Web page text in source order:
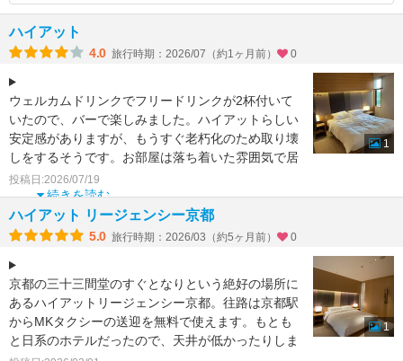
ハイアット
4.0 旅行時期：2026/07（約1ヶ月前） 0
ウェルカムドリンクでフリードリンクが2杯付いて
いたので、バーで楽しみました。ハイアットらしい
安定感がありますが、もうすぐ老朽化のため取り壊
しをするそうです。お部屋は落ち着いた雰囲気で居
心地が良かったで
続きを読む
投稿日:2026/07/19
1
ハイアット リージェンシー京都
5.0 旅行時期：2026/03（約5ヶ月前） 0
京都の三十三間堂のすぐとなりという絶好の場所に
あるハイアットリージェンシー京都。往路は京都駅
からMKタクシーの送迎を無料で使えます。もとも
と日系のホテルだったので、天井が低かったりしま
1